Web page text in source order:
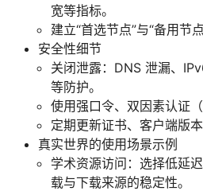
宽等指标。
建立“首选节点”与“备用节
安全性细节
关闭泄露：DNS 泄漏、
等防护。
使用强口令、双因素认证（
定期更新证书、客户端版
真实世界的使用场景示例
学术资源访问：选择低延
载与下载来源的稳定性。